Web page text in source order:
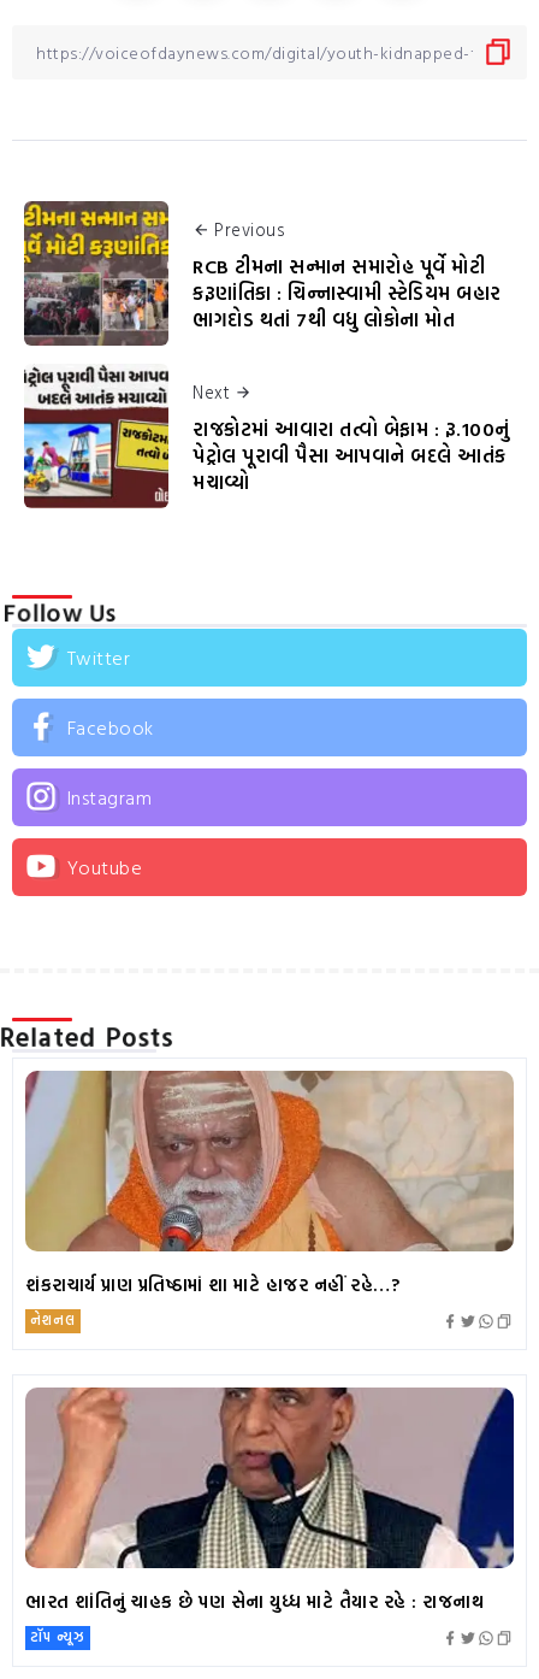
Previous
RCB ટીમના સન્માન સમારોહ પૂર્વે મોટી
કરૂણાંતિકા : ચિન્નાસ્વામી સ્ટેડિયમ બહાર
ભાગદોડ થતાં 7થી વધુ લોકોના મોત
Next
રાજકોટમાં આવારા તત્વો બેફામ : રૂ.100નું
પેટ્રોલ પૂરાવી પૈસા આપવાને બદલે આતંક
મચાવ્યો
Follow Us
Twitter
Facebook
Instagram
Youtube
Related Posts
શંકરાચાર્ય પ્રાણ પ્રતિષ્ઠામાં શા માટે હાજર નહીં રહે…?
નેશનલ
ભારત શાંતિનું ચાહક છે પણ સેના યુધ્ધ માટે તૈયાર રહે : રાજનાથ
ટૉપ ન્યૂઝ